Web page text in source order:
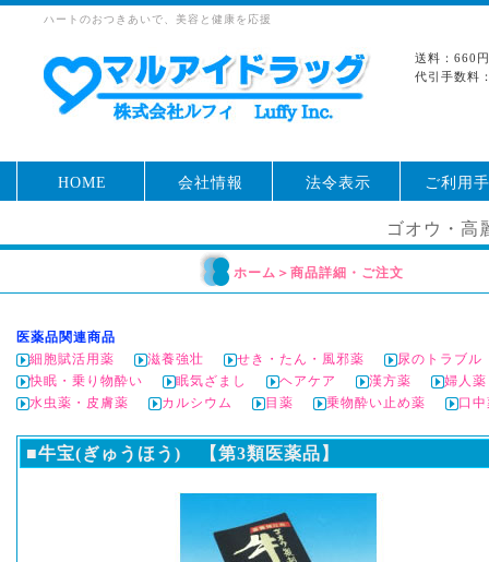
ハートのおつきあいで、美容と健康を応援
送料：660
代引手数料
HOME 会社情報 法令表示 ご利用
ゴオウ・高
ホーム ＞商品詳細・ご注文
医薬品関連商品
細胞賦活用薬
滋養強壮 せき・たん・風邪薬
尿のトラブル
快眠・乗り物酔い
眠気ざまし ヘアケア 漢方薬
婦人薬
水虫薬・皮膚薬
カルシウム 目薬 乗物酔い止め薬 口
■牛宝(ぎゅうほう) 【第3類医薬品】